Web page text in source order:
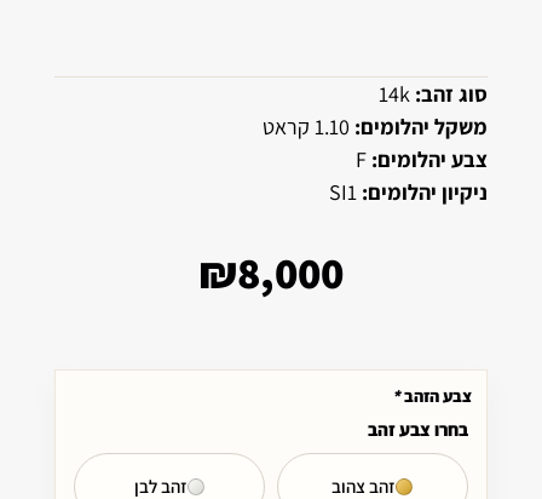
סוג זהב: 14k
משקל יהלומים: 1.10 קראט
צבע יהלומים:F
ניקיון יהלומים: SI1
₪8,000
צבע הזהב*
בחרו צבע זהב
זהב צהוב זהב לבן